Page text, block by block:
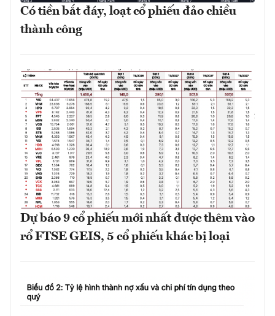
Có tiền bắt đáy, loạt cổ phiếu đảo chiều
thành công
Dự báo 9 cổ phiếu mới nhất được thêm vào
rổ FTSE GEIS, 5 cổ phiếu khác bị loại